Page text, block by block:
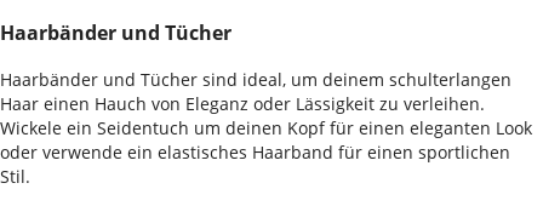
Haarbänder und Tücher
Haarbänder und Tücher sind ideal, um deinem schulterlangen
Haar einen Hauch von Eleganz oder Lässigkeit zu verleihen.
Wickele ein Seidentuch um deinen Kopf für einen eleganten Look
oder verwende ein elastisches Haarband für einen sportlichen
Stil.